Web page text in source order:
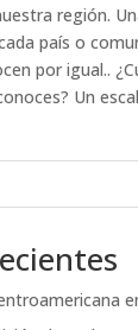
región.
país o
por igual..
Un